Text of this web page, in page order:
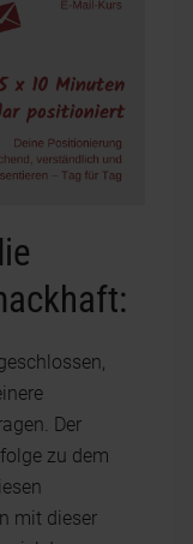
Der
zu dem
mit dieser